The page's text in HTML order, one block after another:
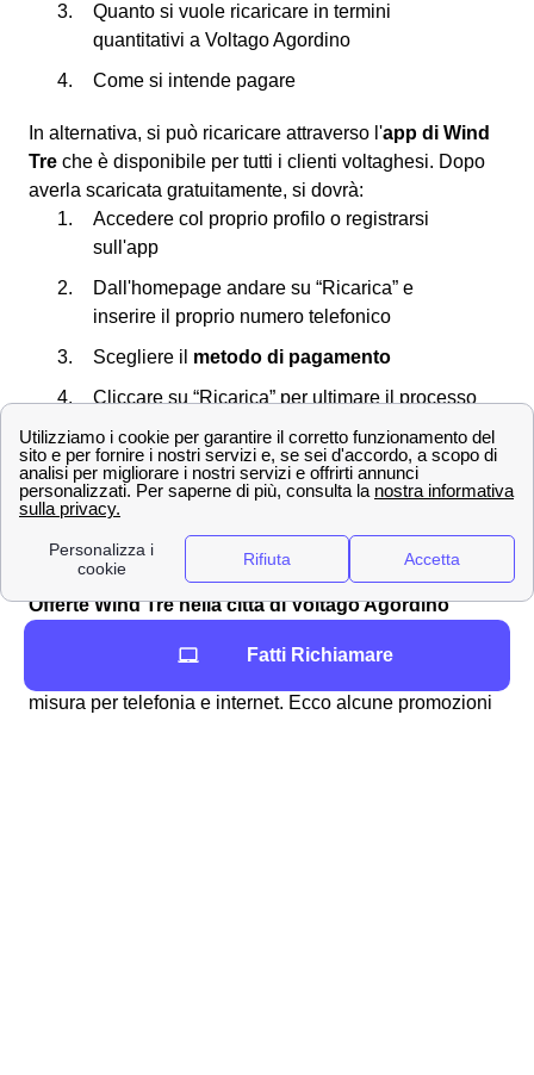
Quanto si vuole ricaricare in termini
quantitativi a Voltago Agordino
Come si intende pagare
In alternativa, si può ricaricare attraverso l'app di Wind
Tre che è disponibile per tutti i clienti voltaghesi. Dopo
averla scaricata gratuitamente, si dovrà:
Accedere col proprio profilo o registrarsi
sull'app
Dall'homepage andare su “Ricarica” e
inserire il proprio numero telefonico
Scegliere il metodo di pagamento
Cliccare su “Ricarica” per ultimare il processo
Non dimenticare che d'ora in poi potrai salvare i dati
della carta da Voltago Agordino sul sistema di Wind Tre
così da non doverli digitare di nuovo.
Scopri le offerte Wind Tre a Voltago Agordino e la
velocità di connessione
Offerte Wind Tre nella città di Voltago Agordino
Gigante della telefonia e del mobile, Wind Tre propone
misura per telefonia e internet. Ecco alcune promozioni
Fatti Richiamare